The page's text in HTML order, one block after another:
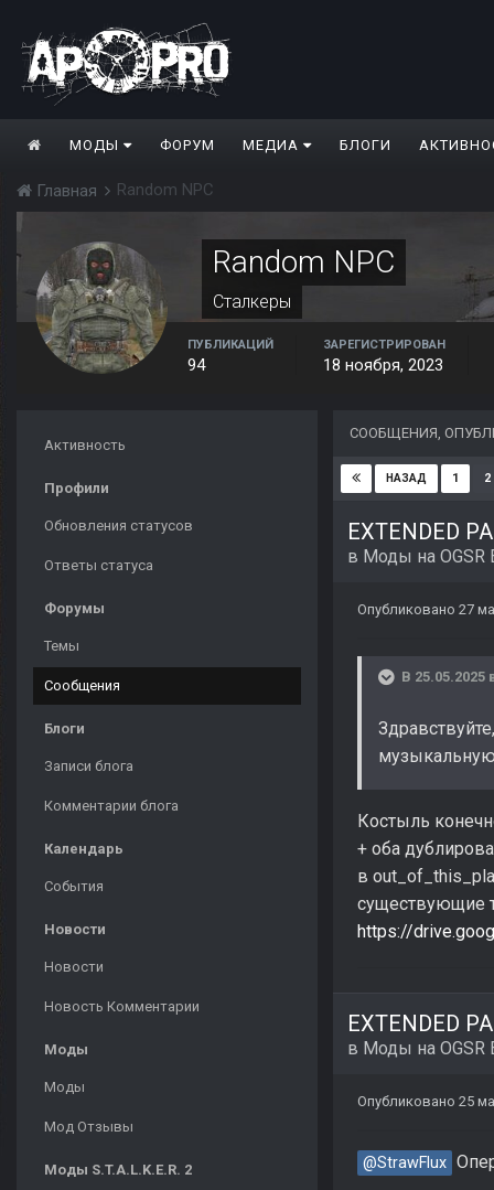
МОДЫ ФОРУМ МЕДИА БЛОГИ
Главная Random NPC
Random NPC
Сталкеры
ПУБЛИКАЦИЙ
94
ЗАРЕГИСТРИРОВАН
18 ноября, 2023
Активность
Профили
Обновления статусов
Ответы статуса
Форумы
Темы
Сообщения
Блоги
Записи блога
Комментарии блога
Календарь
События
Новости
Новости
Новость Комментарии
Моды
Моды
Мод Отзывы
Моды S.T.A.L.K.E.R. 2
СООБЩЕНИЯ,
НАЗАД 1 2
EXTENDED
в Моды на OGSR
Опубликовано 27
В 25.05.2025
музыкальную
Костыль
+ оба
в
существующие
https://
EXTENDED
в Моды на OGSR
Опубликовано 25
@StrawFlux